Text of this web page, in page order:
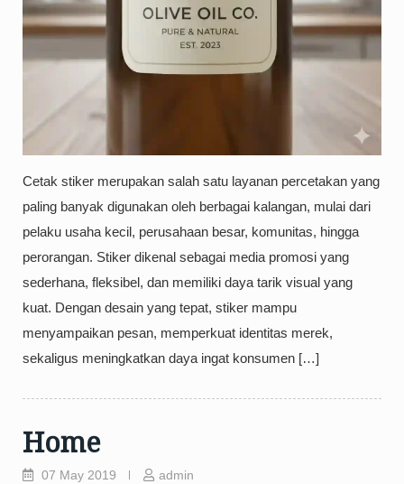
Cetak stiker merupakan salah satu layanan percetakan yang
paling banyak digunakan oleh berbagai kalangan, mulai dari
pelaku usaha kecil, perusahaan besar, komunitas, hingga
perorangan. Stiker dikenal sebagai media promosi yang
sederhana, fleksibel, dan memiliki daya tarik visual yang
kuat. Dengan desain yang tepat, stiker mampu
menyampaikan pesan, memperkuat identitas merek,
sekaligus meningkatkan daya ingat konsumen […]
Home
07 May 2019 admin